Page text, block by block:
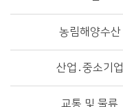
농림해양수산
산업․중소기업
교통 및 물류